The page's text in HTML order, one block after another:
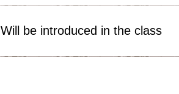
Will be introduced in the class